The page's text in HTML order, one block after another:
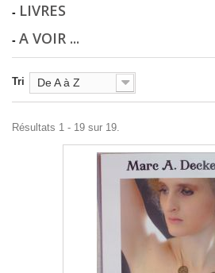
- LIVRES
- A VOIR ...
Tri De A à Z
Résultats 1 - 19 sur 19.